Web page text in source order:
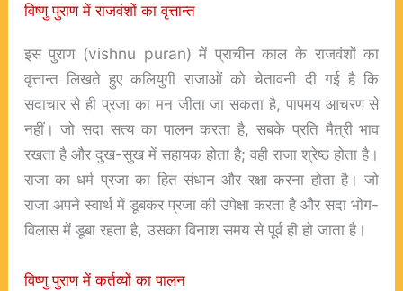
विष्णु पुराण में राजवंशों का वृत्तान्त
इस पुराण (vishnu puran) में प्राचीन काल के राजवंशों का
वृत्तान्त लिखते हुए कलियुगी राजाओं को चेतावनी दी गई है कि
सदाचार से ही प्रजा का मन जीता जा सकता है, पापमय आचरण से
नहीं। जो सदा सत्य का पालन करता है, सबके प्रति मैत्री भाव
रखता है और दुख-सुख में सहायक होता है; वही राजा श्रेष्ठ होता है।
राजा का धर्म प्रजा का हित संधान और रक्षा करना होता है। जो
राजा अपने स्वार्थ में डूबकर प्रजा की उपेक्षा करता है और सदा भोग-
विलास में डूबा रहता है, उसका विनाश समय से पूर्व ही हो जाता है।
विष्णु पुराण में कर्तव्यों का पालन